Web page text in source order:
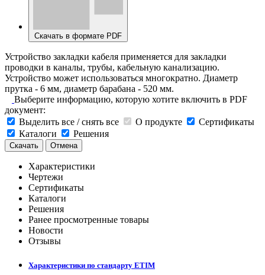
Скачать в формате PDF
Устройство закладки кабеля применяется для закладки
проводки в каналы, трубы, кабельную канализацию.
Устройство может использоваться многократно. Диаметр
прутка - 6 мм, диаметр барабана - 520 мм.
Выберите информацию, которую хотите включить в PDF
документ:
Выделить все / снять все
О продукте
Сертификаты
Каталоги
Решения
Скачать Отмена
Характеристики
Чертежи
Сертификаты
Каталоги
Решения
Ранее просмотренные товары
Новости
Отзывы
Характеристики по стандарту ETIM